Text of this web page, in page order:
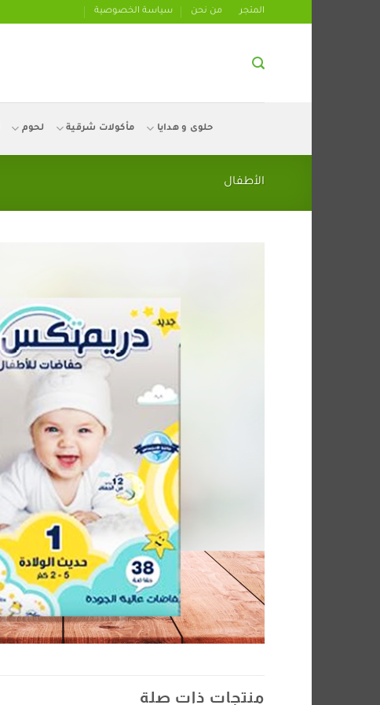
المتجر من نحن سياسة الخصوصية
حلوى و هدايا مأكولات شرقية لحوم
الأطفال
منتجات ذات صلة